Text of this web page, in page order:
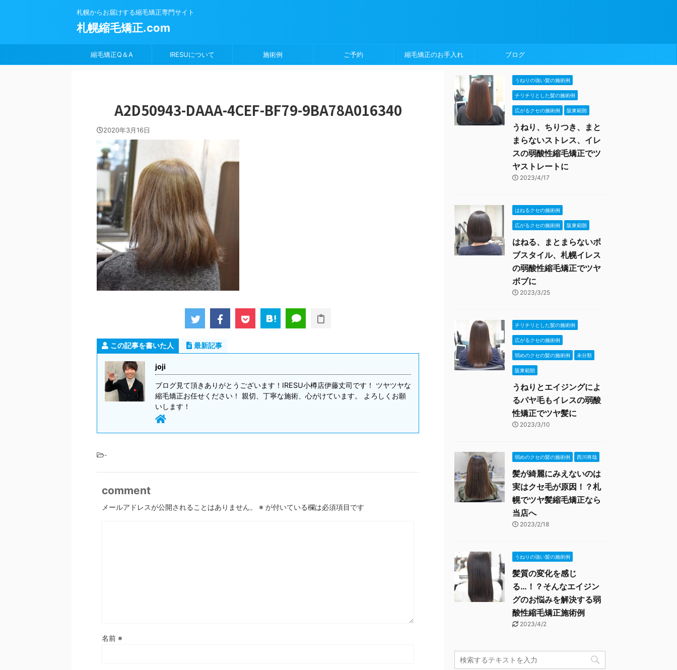
札幌からお届けする縮毛矯正専門サイト
札幌縮毛矯正.com
縮毛矯正Q＆A IRESUについて 施術例 ご予約 縮毛矯正のお手入れ ブログ
A2D50943-DAAA-4CEF-BF79-9BA78A016340
2020年3月16日
この記事を書いた人 最新記事
joji
ブログ見て頂きありがとうございます！IRESU小樽店伊藤丈司です！ ツヤツヤな
縮毛矯正お任せください！ 親切、丁寧な施術、心がけています。 よろしくお願
いします！
-
comment
メールアドレスが公開されることはありません。 ※ が付いている欄は必須項目です
名前 ※
うねりの強い髪の施術例
チリチリとした髪の施術例
広がるクセの施術例 阪東範朗
うねり、ちりつき、まと
まらないストレス、イレ
スの弱酸性縮毛矯正でツ
ヤストレートに
2023/4/17
はねるクセの施術例
広がるクセの施術例 阪東範朗
はねる、まとまらないボ
ブスタイル、札幌イレス
の弱酸性縮毛矯正でツヤ
ボブに
2023/3/25
チリチリとした髪の施術例
広がるクセの施術例
弱めのクセの髪の施術例 未分類
阪東範朗
うねりとエイジングによ
るパヤ毛もイレスの弱酸
性矯正でツヤ髪に
2023/3/10
弱めのクセの髪の施術例 西川将哉
髪が綺麗にみえないのは
実はクセ毛が原因！？札
幌でツヤ髪縮毛矯正なら
当店へ
2023/2/18
うねりの強い髪の施術例
髪質の変化を感じ
る…！？そんなエイジン
グのお悩みを解決する弱
酸性縮毛矯正施術例
2023/4/2